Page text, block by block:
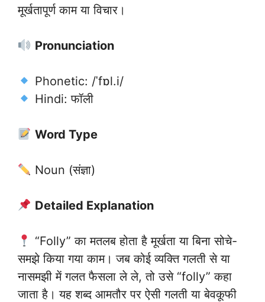
मूर्खतापूर्ण काम या विचार।
Pronunciation
Phonetic: /ˈfɒl.i/
Hindi: फॉली
Word Type
Noun (संज्ञा)
Detailed Explanation
“Folly” का मतलब होता है मूर्खता या बिना सोचे-
समझे किया गया काम। जब कोई व्यक्ति गलती से या
नासमझी में गलत फैसला ले ले, तो उसे “folly” कहा
जाता है। यह शब्द आमतौर पर ऐसी गलती या बेवकूफी